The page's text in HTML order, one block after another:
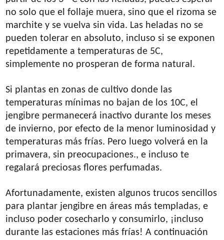
no solo que el follaje muera, sino que el rizoma se
marchite y se vuelva sin vida. Las heladas no se
pueden tolerar en absoluto, incluso si se exponen
repetidamente a temperaturas de 5C,
simplemente no prosperan de forma natural.
Si plantas en zonas de cultivo donde las
temperaturas mínimas no bajan de los 10C, el
jengibre permanecerá inactivo durante los meses
de invierno, por efecto de la menor luminosidad y
temperaturas más frías. Pero luego volverá en la
primavera, sin preocupaciones., e incluso te
regalará preciosas flores perfumadas.
Afortunadamente, existen algunos trucos sencillos
para plantar jengibre en áreas más templadas, e
incluso poder cosecharlo y consumirlo, ¡incluso
durante las estaciones más frías! A continuación